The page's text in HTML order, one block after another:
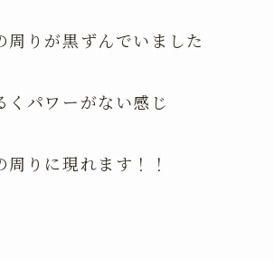
周りが黒ずんでいました
くパワーがない感じ
りに現れます！！